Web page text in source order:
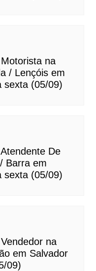
na
/ Lençóis em
sexta (05/09)
De
Barra em
sexta (05/09)
na
em Salvador
09)